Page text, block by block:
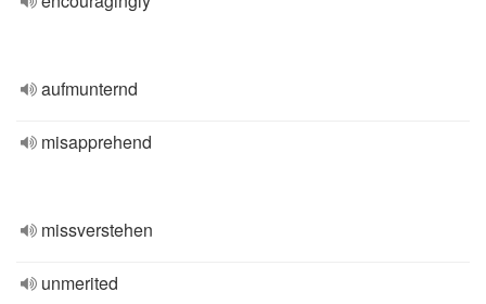
aufmunternd
misapprehend
missverstehen
unmerited